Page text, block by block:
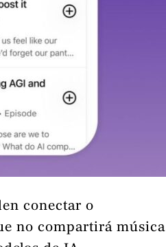
conectar o
no compartirá música